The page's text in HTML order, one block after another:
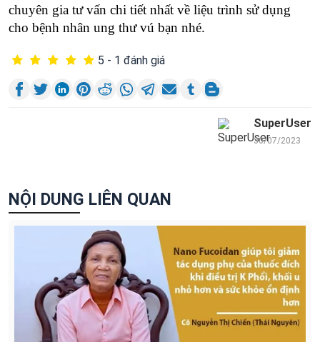
chuyên gia tư vấn chi tiết nhất về liệu trình sử dụng
cho bệnh nhân ung thư vú bạn nhé.
5 - 1 đánh giá
SuperUser
30/07/2023
NỘI DUNG LIÊN QUAN